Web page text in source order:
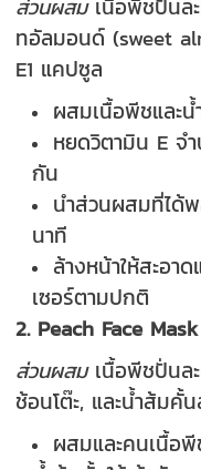
ส่วนผสมเนื้อพีชปั่นละ
ทอัลมอนด์ (sweet
E1 แคปซูล
ผสมเนื้อพีชและ
หยดวิตามิน E จ
กัน
นำส่วนผสมที่ได้พ
นาที
ล้างหน้าให้สะอา
เซอร์ตามปกติ
2. Peach Face
ส่วนผสมเนื้อพีชปั่นล
ช้อนโต๊ะ, และน้ำส้มคั้
ผสมและคนเนื้อ